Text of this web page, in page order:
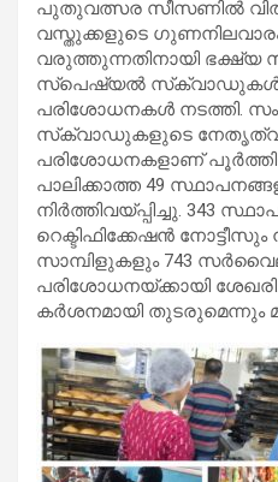
പുതുവത്സര സീസണില്‍
വസ്തുക്കളുടെ
വരുത്തുന്നതിനായി
സ്‌പെഷ്യല്‍ സ്‌ക്വാഡുകള്‍
പരിശോധനകള്‍ നടത്തി.
സ്‌ക്വാഡുകളുടെ
പരിശോധനകളാണ്
പാലിക്കാത്ത 49
നിര്‍ത്തിവയ്പ്പിച്ചു. 343
റെക്ടിഫിക്കേഷന്‍ നോട്ടീസും
സാമ്പിളുകളും 743
പരിശോധനയ്ക്കായി
കര്‍ശനമായി തുടരുമെന്നും